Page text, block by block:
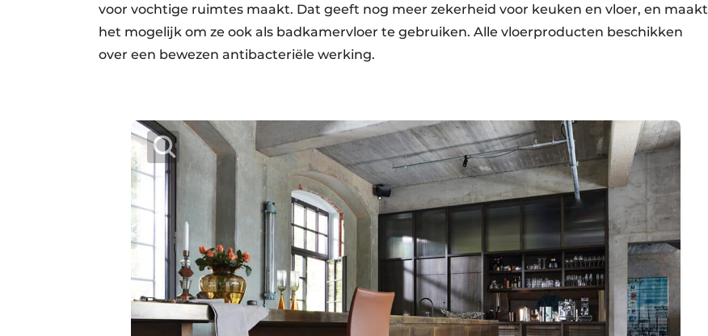
voor vochtige ruimtes maakt. Dat geeft nog meer zekerheid voor keuken en vloer, en maakt
het mogelijk om ze ook als badkamervloer te gebruiken. Alle vloerproducten beschikken
over een bewezen antibacteriële werking.